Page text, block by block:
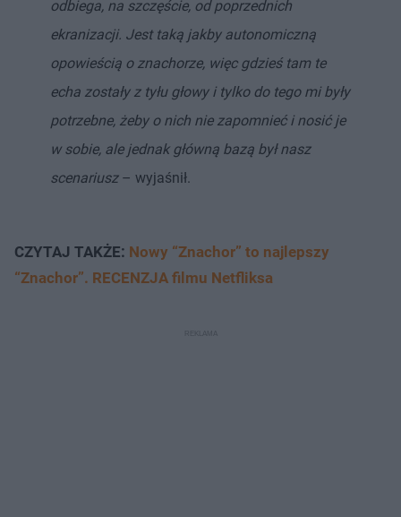
odbiega, na szczęście, od poprzednich
ekranizacji. Jest taką jakby autonomiczną
opowieścią o znachorze, więc gdzieś tam te
echa zostały z tyłu głowy i tylko do tego mi były
potrzebne, żeby o nich nie zapomnieć i nosić je
w sobie, ale jednak główną bazą był nasz
scenariusz– wyjaśnił.
CZYTAJ TAKŻE: Nowy “Znachor” to najlepszy
“Znachor”. RECENZJA filmu Netfliksa